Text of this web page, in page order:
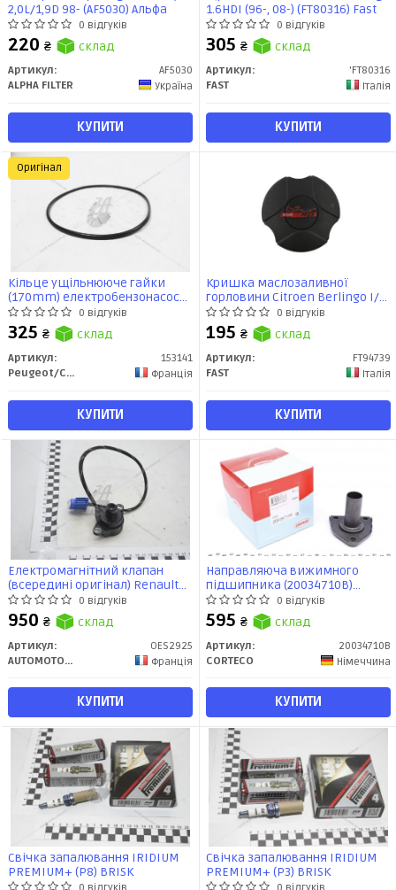
2,0L/1,9D 98- (AF5030) Альфа
0 відгуків
220 ₴ склад
Артикул:
AF5030
ALPHA FILTER
Україна
КУПИТИ
1.6HDI (96-, 08-) (FT80316) Fast
0 відгуків
305 ₴ склад
Артикул:
'FT80316
FAST
Італія
КУПИТИ
Кільце ущільнююче гайки
(170mm) електробензонасоса
207 208 301 307 308 3008 508
5008 Partner II (1531 41)
Citroen/Peugeot
0 відгуків
325 ₴ склад
Артикул:
153141
Peugeot/Citroen
Франція
КУПИТИ
Оригінал
Кришка маслозаливної
горловини Citroen Berlingo I/
Fiat Fiorino III (FT94739) Fast
0 відгуків
195 ₴ склад
Артикул:
FT94739
FAST
Італія
КУПИТИ
Електромагнітний клапан
(всередині оригінал) Renault
1.6/ 1.8/ 2.0 (OES2925) Automotor
France
0 відгуків
950 ₴ склад
Артикул:
OES2925
AUTOMOTOR France
Франція
КУПИТИ
Направляюча вижимного
підшипника (20034710B)
Corteco
0 відгуків
595 ₴ склад
Артикул:
20034710B
CORTECO
Німеччина
КУПИТИ
Свічка запалювання IRIDIUM
PREMIUM+ (P8) BRISK
Свічка запалювання IRIDIUM
PREMIUM+ (P3) BRISK